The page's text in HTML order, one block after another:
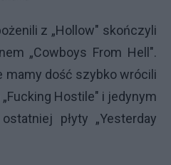
z „Hollow" skończyli
„Cowboys From Hell".
mamy dość szybko wrócili
Hostile" i jedynym
płyty „Yesterday